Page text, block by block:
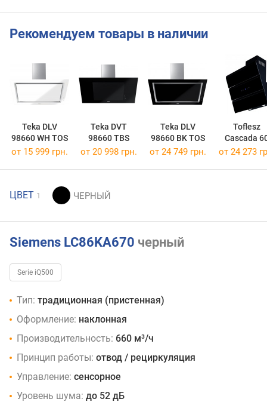
Рекомендуем товары в наличии
Teka DLV
98660 WH TOS
Teka DVT
98660 TBS
Teka DLV
98660 BK TOS
Toflesz
Cascada
700
от 15 999 грн. от 20 998 грн. от 24 749 грн. от 24 273
ЦВЕТ 1
Siemens LC86KA670 черный
Serie iQ500
Тип: традиционная (пристенная)
Оформление: наклонная
Производительность: 660 м³/ч
Принцип работы: отвод / рециркуляция
Управление: сенсорное
Уровень шума: до 52 дБ